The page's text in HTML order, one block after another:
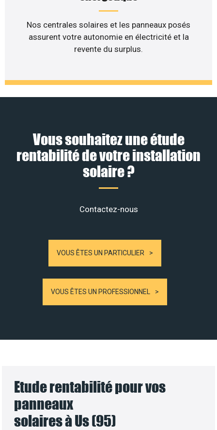
Nos centrales solaires et les panneaux posés
assurent votre autonomie en électricité et la
revente du surplus.
Vous souhaitez une étude
rentabilité de votre installation
solaire ?
Contactez-nous
VOUS ÊTES UN PARTICULIER
VOUS ÊTES UN PROFESSIONNEL
Etude rentabilité pour vos
panneaux
solaires à Us (95)